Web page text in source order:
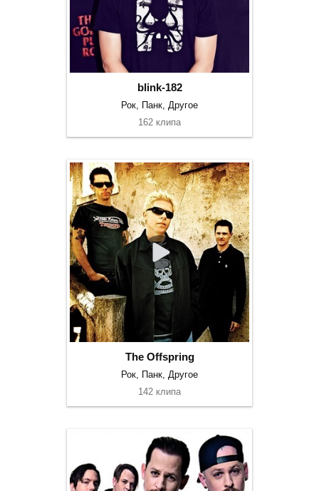
blink-182
Рок, Панк, Другое
162 клипа
The Offspring
Рок, Панк, Другое
142 клипа